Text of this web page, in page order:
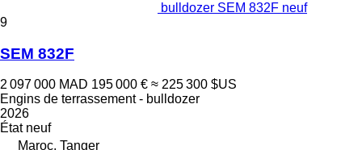
bulldozer SEM 832F neuf
9
SEM 832F
2 097 000 MAD 195 000 € ≈ 225 300 $US
Engins de terrassement - bulldozer
2026
Étatneuf
Maroc, Tanger